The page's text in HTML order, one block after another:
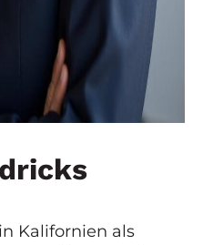
Kalifornien als